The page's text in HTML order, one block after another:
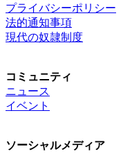
プライバシーポリシー
法的通知事項
現代の奴隷制度
コミュニティ
ニュース
イベント
ソーシャルメディア